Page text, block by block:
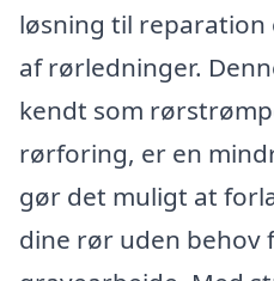
løsning til reparation
af rørledninger.
kendt som
rørforing, er en
gør det muligt at
dine rør uden behov